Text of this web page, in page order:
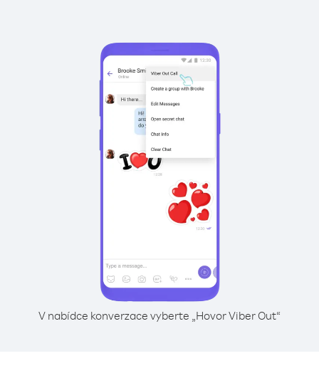
V nabídce konverzace vyberte „Hovor Viber Out“